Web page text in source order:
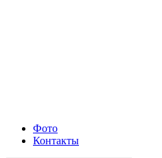
Фото
Контакты